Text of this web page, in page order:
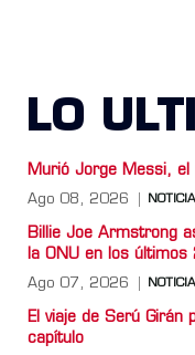
LO
Murió Jorge Messi, el
Ago 08, 2026
Billie Joe Armstrong
la ONU en los últimos
Ago 07, 2026
El viaje de Serú Girán
capítulo